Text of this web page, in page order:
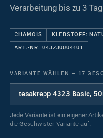
Verarbeitung bis zu 3
CHAMOIS KLEBSTOFF:
ART.-NR. 043230004401
VARIANTE WÄHLEN — 17
Jede Variante ist ein eigener
die Geschwister-Variante auf.